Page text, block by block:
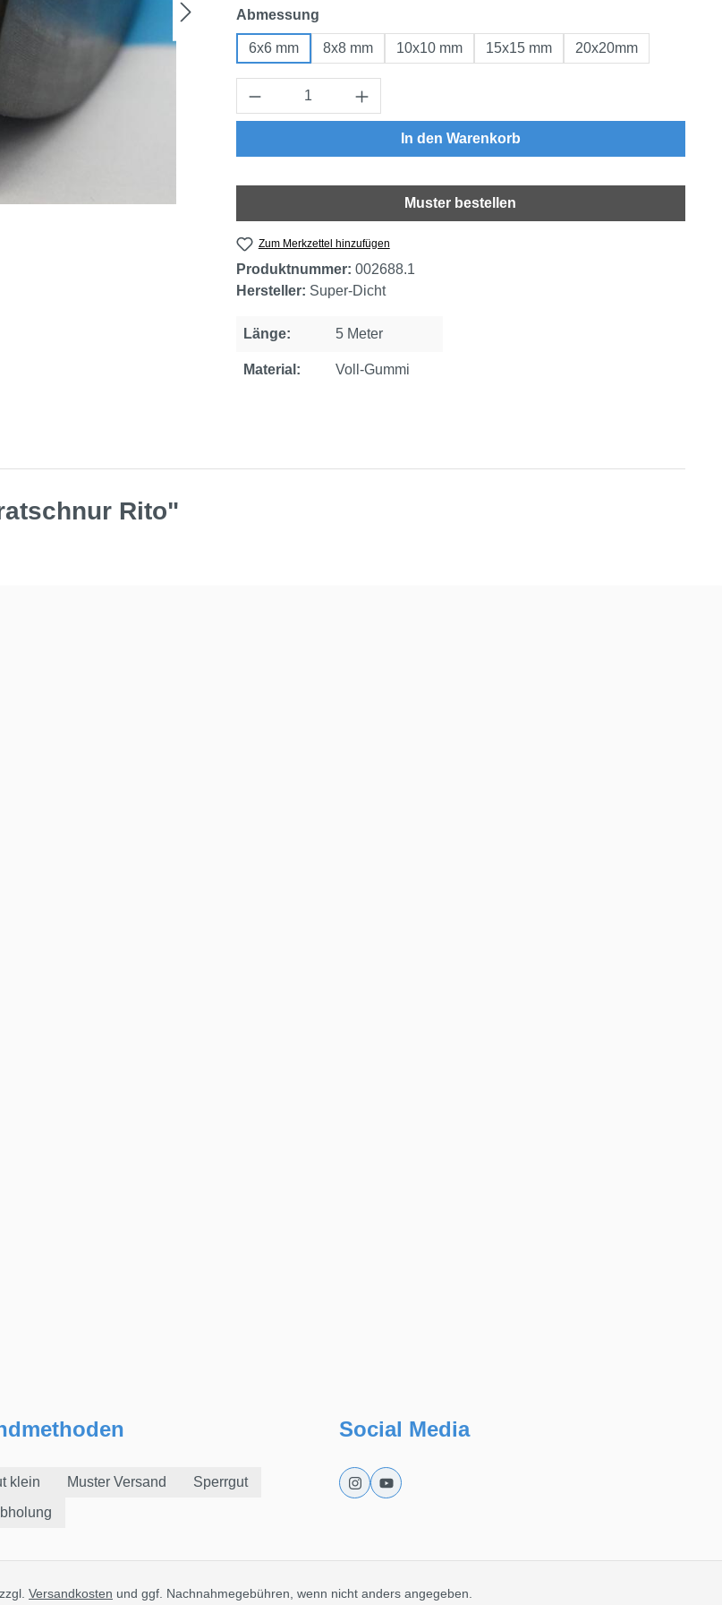
Abmessungauswählen
6x6 mm 8x8 mm 10x10 mm 15x15 mm 20x20mm
Produkt Anzahl: Gib den gewünschten Wert ein
In den Warenkorb
Muster bestellen
Zum Merkzettel hinzufügen
Produktnummer: 002688.1
Hersteller: Super-Dicht
Länge: 5 Meter
Material: Voll-Gummi
Rito"
klein Muster Versand
Sperrgut
Social Media
Versandkosten und ggf. Nachnahmegebühren, wenn nicht anders angegeben.